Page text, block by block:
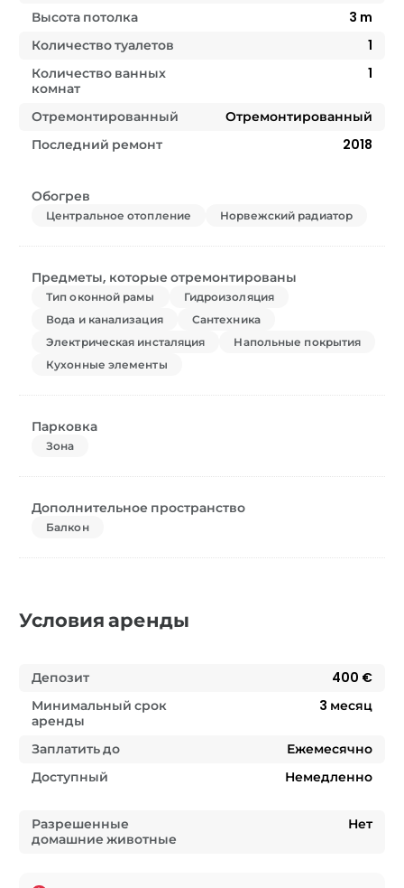
Высота потолка
3 m
Количество туалетов
1
Количество ванных
комнат
1
Отремонтированный
Отремонтированный
Последний ремонт
2018
Обогрев
Центральное отопление Норвежский радиатор
Предметы, которые отремонтированы
Тип оконной рамы
Гидроизоляция
Вода и канализация
Сантехника
Электрическая инсталяция
Напольные покрытия
Кухонные элементы
Парковка
Зона
Дополнительное пространство
Балкон
Условия аренды
Депозит
400 €
Минимальный срок
аренды
3 месяц
Заплатить до
Ежемесячно
Доступный
Немедленно
Разрешенные
домашние животные
Нет